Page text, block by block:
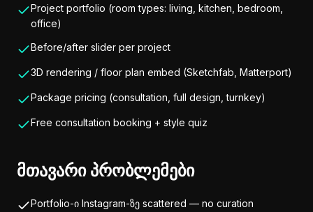
Project portfolio (room types: living, kitchen, bedroom,
office)
Before/after slider per project
3D rendering / floor plan embed (Sketchfab, Matterport)
Package pricing (consultation, full design, turnkey)
Free consultation booking + style quiz
მთავარი პრობლემები
Portfolio-ი Instagram-ზე scattered — no curation